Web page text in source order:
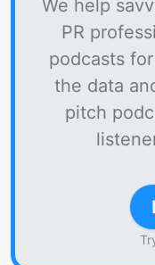
We help
PR
podcasts
the data
pitch